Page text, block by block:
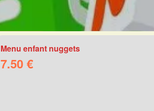
Menu enfant nuggets
7.50 €